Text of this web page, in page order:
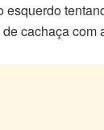
esquerdo
cachaça com